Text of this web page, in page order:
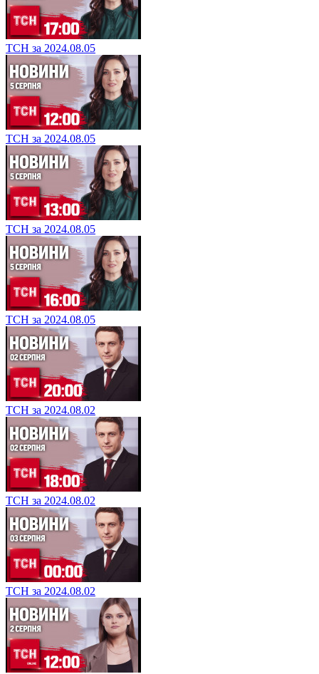
ТСН за 2024.08.05
ТСН за 2024.08.05
ТСН за 2024.08.05
ТСН за 2024.08.05
ТСН за 2024.08.02
ТСН за 2024.08.02
ТСН за 2024.08.02